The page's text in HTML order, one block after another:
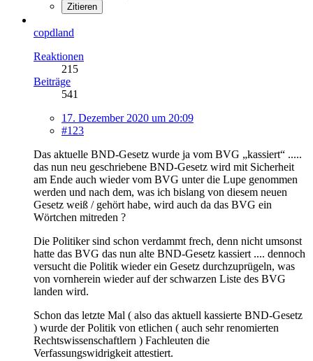
Zitieren
copdland
Reaktionen
215
Beiträge
541
17. Dezember 2020 um 20:09
#123
Das aktuelle BND-Gesetz wurde ja vom BVG „kassiert“ .....
das nun neu geschriebene BND-Gesetz wird mit Sicherheit
am Ende auch wieder vom BVG unter die Lupe genommen
werden und nach dem, was ich bislang von diesem neuen
Gesetz weiß / gehört habe, wird auch da das BVG ein
Wörtchen mitreden ?
Die Politiker sind schon verdammt frech, denn nicht umsonst
hatte das BVG das nun alte BND-Gesetz kassiert .... dennoch
versucht die Politik wieder ein Gesetz durchzuprügeln, was
von vornherein wieder auf der schwarzen Liste des BVG
landen wird.
Schon das letzte Mal ( also das aktuell kassierte BND-Gesetz
) wurde der Politik von etlichen ( auch sehr renomierten
Rechtswissenschaftlern ) Fachleuten die
Verfassungswidrigkeit attestiert.